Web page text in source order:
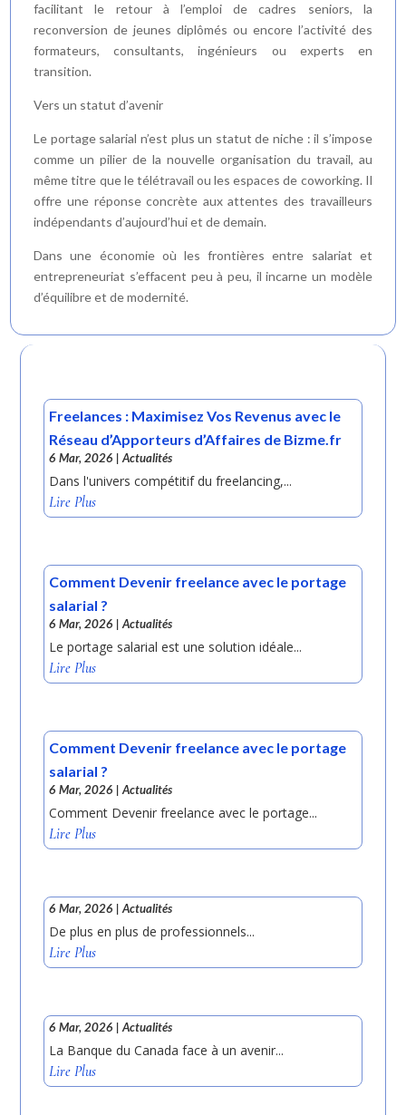
facilitant le retour à l’emploi de cadres seniors, la
reconversion de jeunes diplômés ou encore l’activité des
formateurs, consultants, ingénieurs ou experts en
transition.
Vers un statut d’avenir
Le portage salarial n’est plus un statut de niche : il s’impose
comme un pilier de la nouvelle organisation du travail, au
même titre que le télétravail ou les espaces de coworking. Il
offre une réponse concrète aux attentes des travailleurs
indépendants d’aujourd’hui et de demain.
Dans une économie où les frontières entre salariat et
entrepreneuriat s’effacent peu à peu, il incarne un modèle
d’équilibre et de modernité.
Freelances : Maximisez Vos Revenus avec le
Réseau d’Apporteurs d’Affaires de Bizme.fr
6 Mar, 2026 |Actualités
Dans l'univers compétitif du freelancing,...
Lire Plus
Comment Devenir freelance avec le portage
salarial ?
6 Mar, 2026 |Actualités
Le portage salarial est une solution idéale...
Lire Plus
Comment Devenir freelance avec le portage
salarial ?
6 Mar, 2026 |Actualités
Comment Devenir freelance avec le portage...
Lire Plus
6 Mar, 2026 |Actualités
De plus en plus de professionnels...
Lire Plus
6 Mar, 2026 |Actualités
La Banque du Canada face à un avenir...
Lire Plus